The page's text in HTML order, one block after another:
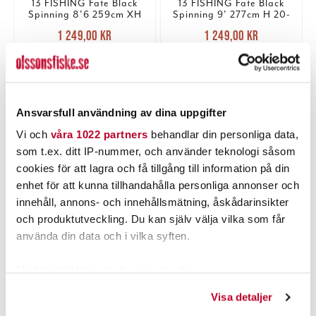
Ansvarsfull användning av dina uppgifter
Vi och våra 1022 partners behandlar din personliga data,
som t.ex. ditt IP-nummer, och använder teknologi såsom
cookies för att lagra och få tillgång till information på din
enhet för att kunna tillhandahålla personliga annonser och
innehåll, annons- och innehållsmätning, åskådarinsikter
och produktutveckling. Du kan själv välja vilka som får
använda din data och i vilka syften.
Visa detaljer
13 FISHING Fate Black
Spinning 8'6 259cm XH
Nuvarande pris
1 249,00 krTidigare pris
1 539,00 kr
1 249,00 kr
1 ST
13 FISHING Fate Black
Spinning 9' 277cm H 20-
Nuvarande pris
1 249,00 krTidigare pris
1 599,00 kr
1 249,00 kr
1 599,00 kr
TILLFÄLLIGT SLUT
PRODUKTBESKRIVNING